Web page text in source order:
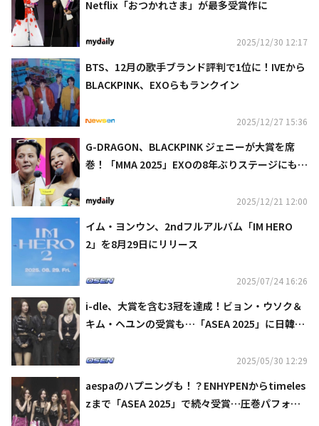
Netflix「おつかれさま」が最多受賞作に
2025/12/30 12:17
BTS、12月の歌手ブランド評判で1位に！IVEから
BLACKPINK、EXOらもランクイン
2025/12/27 15:36
G-DRAGON、BLACKPINK ジェニーが大賞を席
巻！「MMA 2025」EXOの8年ぶりステージにも熱
2025/12/21 12:00
イム・ヨンウン、2ndフルアルバム「IM HERO
2」を8月29日にリリース
2025/07/24 16:26
i-dle、大賞を含む3冠を達成！ビョン・ウソク＆
キム・ヘユンの受賞も…「ASEA 2025」に日韓ス
2025/05/30 12:29
aespaのハプニングも！？ENHYPENからtimeles
zまで「ASEA 2025」で続々受賞…圧巻パフォー